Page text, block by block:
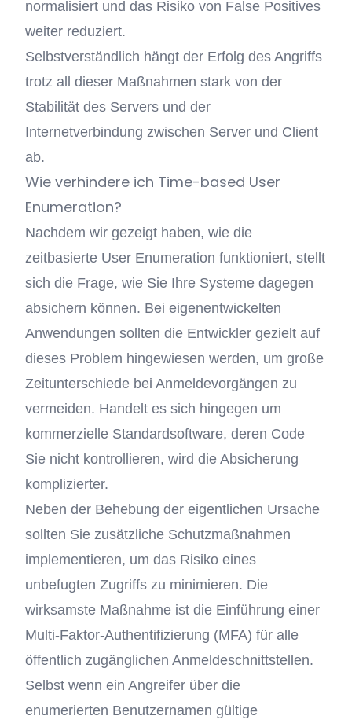
normalisiert und das Risiko von False Positives
weiter reduziert.
Selbstverständlich hängt der Erfolg des Angriffs
trotz all dieser Maßnahmen stark von der
Stabilität des Servers und der
Internetverbindung zwischen Server und Client
ab.
Wie verhindere ich Time-based User
Enumeration?
Nachdem wir gezeigt haben, wie die
zeitbasierte User Enumeration funktioniert, stellt
sich die Frage, wie Sie Ihre Systeme dagegen
absichern können. Bei eigenentwickelten
Anwendungen sollten die Entwickler gezielt auf
dieses Problem hingewiesen werden, um große
Zeitunterschiede bei Anmeldevorgängen zu
vermeiden. Handelt es sich hingegen um
kommerzielle Standardsoftware, deren Code
Sie nicht kontrollieren, wird die Absicherung
komplizierter.
Neben der Behebung der eigentlichen Ursache
sollten Sie zusätzliche Schutzmaßnahmen
implementieren, um das Risiko eines
unbefugten Zugriffs zu minimieren. Die
wirksamste Maßnahme ist die Einführung einer
Multi-Faktor-Authentifizierung (MFA) für alle
öffentlich zugänglichen Anmeldeschnittstellen.
Selbst wenn ein Angreifer über die
enumerierten Benutzernamen gültige